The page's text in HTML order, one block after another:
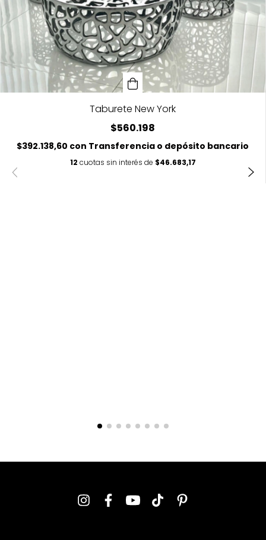
Taburete New York
$560.198
$392.138,60 con Transferencia o depósito bancario
12 cuotas sin interés de $46.683,17